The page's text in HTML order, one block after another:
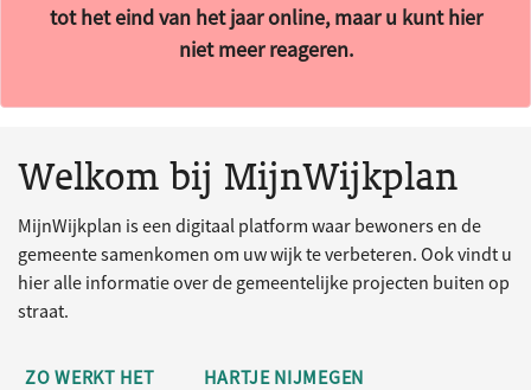
tot het eind van het jaar online, maar u kunt hier
niet meer reageren.
Welkom bij MijnWijkplan
MijnWijkplan is een digitaal platform waar bewoners en de
gemeente samenkomen om uw wijk te verbeteren. Ook vindt u
hier alle informatie over de gemeentelijke projecten buiten op
straat.
ZO WERKT HET HARTJE NIJMEGEN